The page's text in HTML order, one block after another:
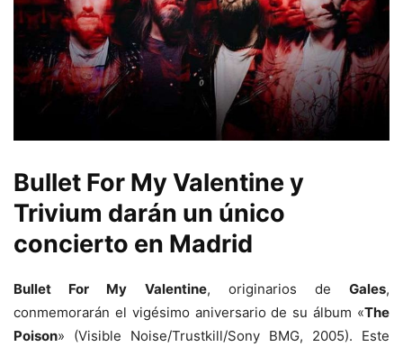
Bullet For My Valentine y
Trivium darán un único
concierto en Madrid
Bullet For My Valentine, originarios de Gales,
conmemorarán el vigésimo aniversario de su álbum «The
Poison» (Visible Noise/Trustkill/Sony BMG, 2005). Este